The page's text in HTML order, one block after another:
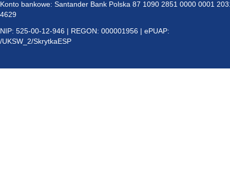
Konto bankowe: Santander Bank Polska 87 1090 2851 0000 0001
4629
NIP: 525-00-12-946 | REGON: 000001956 | ePUAP:
/UKSW_2/SkrytkaESP